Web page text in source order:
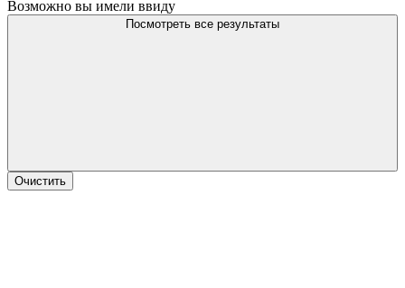
Возможно вы имели ввиду
Посмотреть все результаты
Очистить